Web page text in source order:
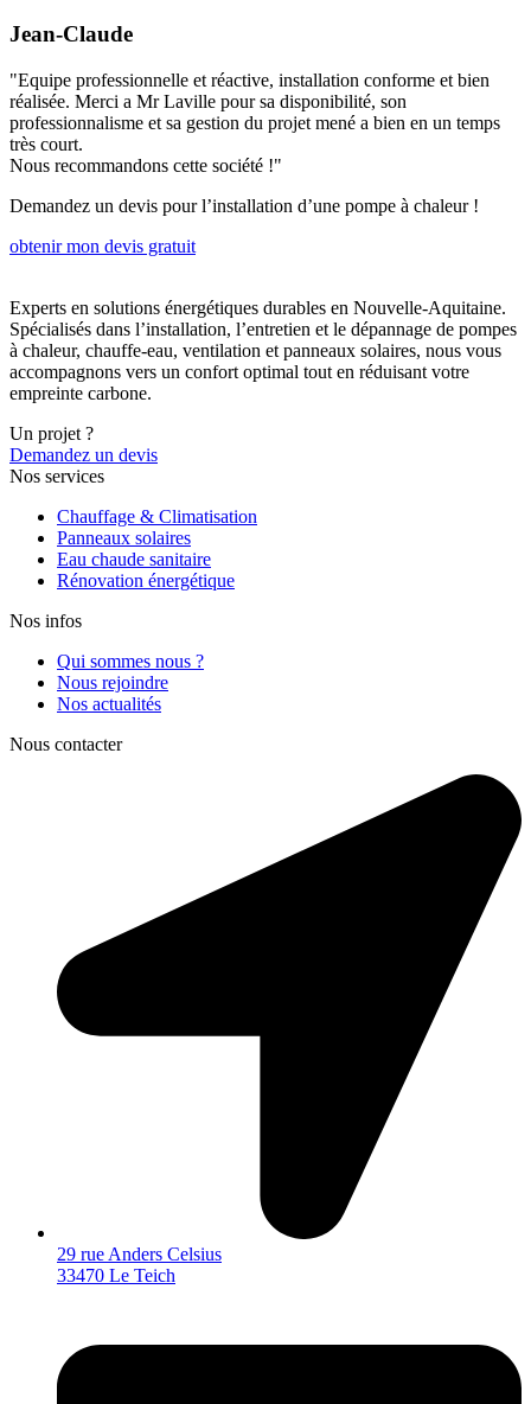
Jean-Claude
"Equipe professionnelle et réactive, installation conforme et bien
réalisée. Merci a Mr Laville pour sa disponibilité, son
professionnalisme et sa gestion du projet mené a bien en un temps
très court.
Nous recommandons cette société !"
Demandez un devis pour l’installation d’une pompe à chaleur !
obtenir mon devis gratuit
Experts en solutions énergétiques durables en Nouvelle-Aquitaine.
Spécialisés dans l’installation, l’entretien et le dépannage de pompes
à chaleur, chauffe-eau, ventilation et panneaux solaires, nous vous
accompagnons vers un confort optimal tout en réduisant votre
empreinte carbone.
Un projet ?
Demandez un devis
Nos services
Chauffage & Climatisation
Panneaux solaires
Eau chaude sanitaire
Rénovation énergétique
Nos infos
Qui sommes nous ?
Nous rejoindre
Nos actualités
Nous contacter
29 rue Anders Celsius
33470 Le Teich